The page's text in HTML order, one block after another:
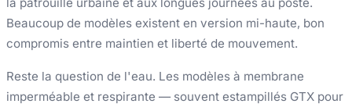
la patrouille urbaine et aux longues journées au poste.
Beaucoup de modèles existent en version mi-haute, bon
compromis entre maintien et liberté de mouvement.
Reste la question de l'eau. Les modèles à membrane
imperméable et respirante — souvent estampillés GTX pour